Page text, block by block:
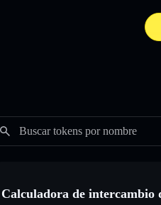
Buscar tokens por nombre
Calculadora de intercambio